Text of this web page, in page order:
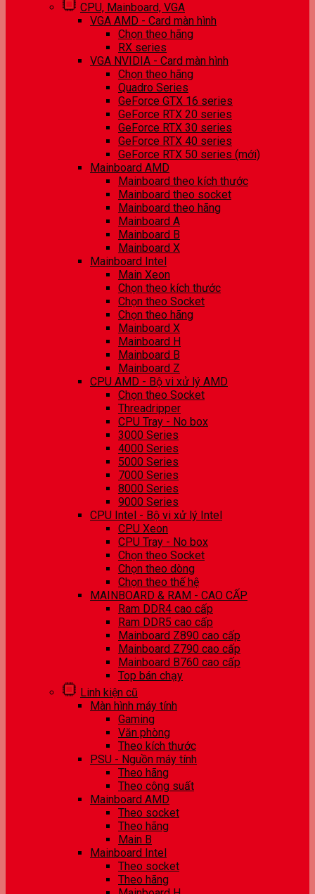
CPU, Mainboard, VGA
VGA AMD - Card màn hình
Chọn theo hãng
RX series
VGA NVIDIA - Card màn hình
Chọn theo hãng
Quadro Series
GeForce GTX 16 series
GeForce RTX 20 series
GeForce RTX 30 series
GeForce RTX 40 series
GeForce RTX 50 series (mới)
Mainboard AMD
Mainboard theo kích thước
Mainboard theo socket
Mainboard theo hãng
Mainboard A
Mainboard B
Mainboard X
Mainboard Intel
Main Xeon
Chọn theo kích thước
Chọn theo Socket
Chọn theo hãng
Mainboard X
Mainboard H
Mainboard B
Mainboard Z
CPU AMD - Bộ vi xử lý AMD
Chọn theo Socket
Threadripper
CPU Tray - No box
3000 Series
4000 Series
5000 Series
7000 Series
8000 Series
9000 Series
CPU Intel - Bộ vi xử lý Intel
CPU Xeon
CPU Tray - No box
Chọn theo Socket
Chọn theo dòng
Chọn theo thế hệ
MAINBOARD & RAM - CAO CẤP
Ram DDR4 cao cấp
Ram DDR5 cao cấp
Mainboard Z890 cao cấp
Mainboard Z790 cao cấp
Mainboard B760 cao cấp
Top bán chạy
Linh kiện cũ
Màn hình máy tính
Gaming
Văn phòng
Theo kích thước
PSU - Nguồn máy tính
Theo hãng
Theo công suất
Mainboard AMD
Theo socket
Theo hãng
Main B
Mainboard Intel
Theo socket
Theo hãng